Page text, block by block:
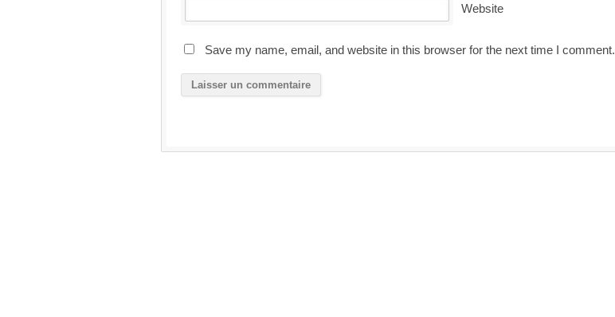
Website
Save my name, email, and website in this browser for the next time I comment.